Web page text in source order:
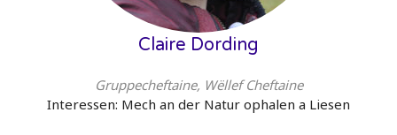
Claire Dording
Gruppecheftaine, Wëllef Cheftaine
Interessen: Mech an der Natur ophalen a Liesen